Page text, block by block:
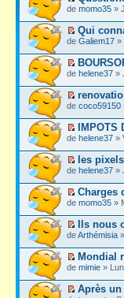
de momo35 »
Qui
de Galiem17 »
de helene37 »
de coco59150
IMPOTS
de helene37 »
les pixels
de helene37 »
Charges
de momo35 »
Ils nous
deArthémisia
Mondial
de mimie »
Après